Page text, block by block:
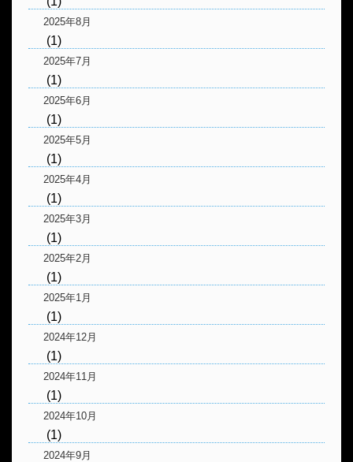
2025年8月
(1)
2025年7月
(1)
2025年6月
(1)
2025年5月
(1)
2025年4月
(1)
2025年3月
(1)
2025年2月
(1)
2025年1月
(1)
2024年12月
(1)
2024年11月
(1)
2024年10月
(1)
2024年9月